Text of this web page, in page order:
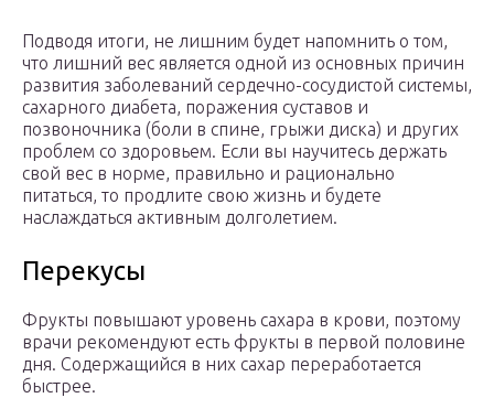
Подводя итоги, не лишним будет напомнить о том,
что лишний вес является одной из основных причин
развития заболеваний сердечно-сосудистой системы,
сахарного диабета, поражения суставов и
позвоночника (боли в спине, грыжи диска) и других
проблем со здоровьем. Если вы научитесь держать
свой вес в норме, правильно и рационально
питаться, то продлите свою жизнь и будете
наслаждаться активным долголетием.
Перекусы
Фрукты повышают уровень сахара в крови, поэтому
врачи рекомендуют есть фрукты в первой половине
дня. Содержащийся в них сахар переработается
быстрее.